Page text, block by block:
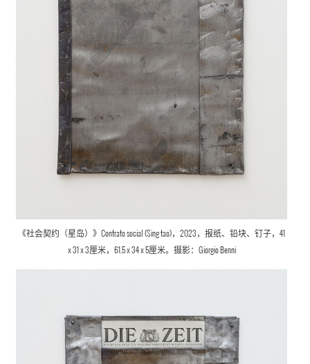
《社会契约（星岛）》Contrato social (Sing tao)，2023，报纸、铅块、钉子，41
x 31 x 3厘米，61.5 x 34 x 5厘米。摄影：Giorgio Benni